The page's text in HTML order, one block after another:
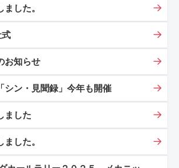
した。
お知らせ
シン・見聞録」今年も開催
ました
した。